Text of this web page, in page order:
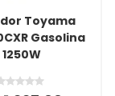
Toyama
Gasolina
1250W